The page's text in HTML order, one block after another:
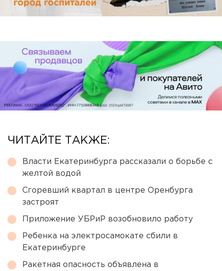
ЧИТАЙТЕ ТАКЖЕ:
Власти Екатеринбурга рассказали о борьбе с
желтой водой
Сгоревший квартал в центре Оренбурга
застроят
Приложение УБРиР возобновило работу
Ребенка на электросамокате сбили в
Екатеринбурге
Ракетная опасность объявлена в